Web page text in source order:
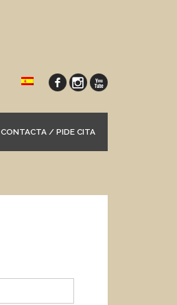
CONTACTA / PIDE CITA